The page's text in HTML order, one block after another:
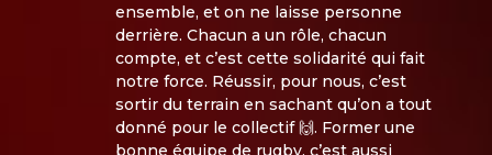
ensemble, et on ne laisse personne
derrière. Chacun a un rôle, chacun
compte, et c’est cette solidarité qui fait
notre force. Réussir, pour nous, c’est
sortir du terrain en sachant qu’on a tout
donné pour le collectif 🙌. Former une
bonne équipe de rugby, c’est aussi